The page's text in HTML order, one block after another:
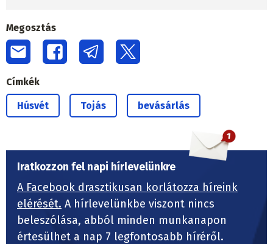
Megosztás
Címkék
Húsvét Tojás bevásárlás
Iratkozzon fel napi hírlevelünkre
A Facebook drasztikusan korlátozza híreink
elérését. A hírlevelünkbe viszont nincs
beleszólása, abból minden munkanapon
értesülhet a nap 7 legfontosabb híréről.